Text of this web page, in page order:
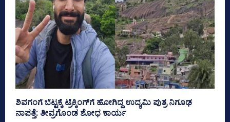
ಶಿವಗಂಗೆ ಬೆಟ್ಟಕ್ಕೆ ಟ್ರೆಕ್ಕಿಂಗ್​ಗೆ ಹೋಗಿದ್ದ ಉದ್ಯಮಿ ಪುತ್ರ ನಿಗೂಢ
ನಾಪತ್ತೆ: ತೀವ್ರಗೊಂಡ ಶೋಧ ಕಾರ್ಯ